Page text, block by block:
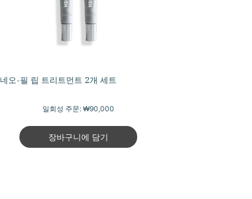
네오-필 립 트리트먼트 2개 세트
일회성 주문:₩90,000
장바구니에 담기